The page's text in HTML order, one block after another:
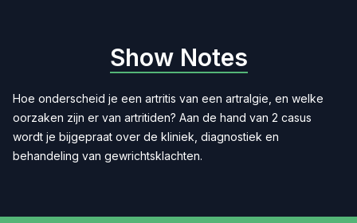
Show Notes
Hoe onderscheid je een artritis van een artralgie, en welke
oorzaken zijn er van artritiden? Aan de hand van 2 casus
wordt je bijgepraat over de kliniek, diagnostiek en
behandeling van gewrichtsklachten.